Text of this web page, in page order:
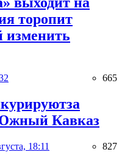
торопит
изменить
665
Кавказ
18:11 827